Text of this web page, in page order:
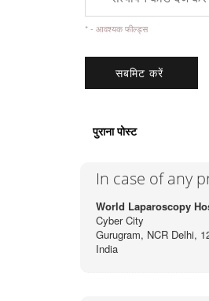
* - आवश्यक फील्ड्स
पुराना पोस्ट
In case of any
World Laparoscopy
Cyber City
Gurugram, NCR Delhi,
India